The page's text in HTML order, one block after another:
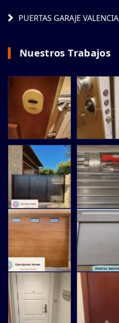
PUERTAS GARAJE VALENCIA
Nuestros Trabajos